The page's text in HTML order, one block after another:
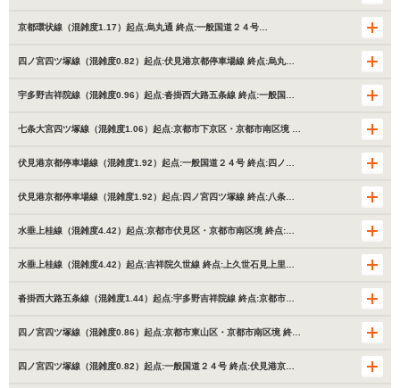
京都環状線（混雑度1.17）起点:烏丸通 終点:一般国道２４号…
四ノ宮四ツ塚線（混雑度0.82）起点:伏見港京都停車場線 終点:烏丸…
宇多野吉祥院線（混雑度0.96）起点:沓掛西大路五条線 終点:一般国…
七条大宮四ツ塚線（混雑度1.06）起点:京都市下京区・京都市南区境 …
伏見港京都停車場線（混雑度1.92）起点:一般国道２４号 終点:四ノ…
伏見港京都停車場線（混雑度1.92）起点:四ノ宮四ツ塚線 終点:八条…
水垂上桂線（混雑度4.42）起点:京都市伏見区・京都市南区境 終点:…
水垂上桂線（混雑度4.42）起点:吉祥院久世線 終点:上久世石見上里…
沓掛西大路五条線（混雑度1.44）起点:宇多野吉祥院線 終点:京都市…
四ノ宮四ツ塚線（混雑度0.86）起点:京都市東山区・京都市南区境 終…
四ノ宮四ツ塚線（混雑度0.82）起点:一般国道２４号 終点:伏見港京…